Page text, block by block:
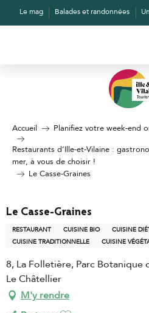
AllerLe mag Balades et randonnées
Accueil
Planifiez votre week-end
Restaurants d’Ille-et-Vilaine :
mer, à vous de choisir !
Le Casse-Graines
Le Casse-Graines
RESTAURANT CUISINE BIO
CUISINE
CUISINE TRADITIONNELLE
CUISINE
8, La Folletière, Parc Botanique
Le Châtellier
M'y rendre